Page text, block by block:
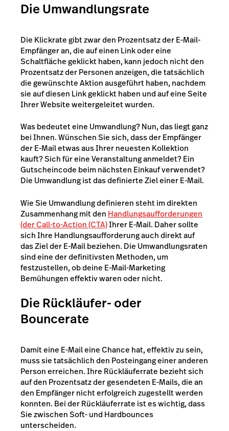
Die Umwandlungsrate
Die Klickrate gibt zwar den Prozentsatz der E-Mail-
Empfänger an, die auf einen Link oder eine
Schaltfläche geklickt haben, kann jedoch nicht den
Prozentsatz der Personen anzeigen, die tatsächlich
die gewünschte Aktion ausgeführt haben, nachdem
sie auf diesen Link geklickt haben und auf eine Seite
Ihrer Website weitergeleitet wurden.
Was bedeutet eine Umwandlung? Nun, das liegt ganz
bei Ihnen. Wünschen Sie sich, dass der Empfänger
der E-Mail etwas aus Ihrer neuesten Kollektion
kauft? Sich für eine Veranstaltung anmeldet? Ein
Gutscheincode beim nächsten Einkauf verwendet?
Die Umwandlung ist das definierte Ziel einer E-Mail.
Wie Sie Umwandlung definieren steht im direkten
Zusammenhang mit den Handlungsaufforderungen
(der Call-to-Action (CTA)Ihrer E-Mail. Daher sollte
sich Ihre Handlungsaufforderung auch direkt auf
das Ziel der E-Mail beziehen. Die Umwandlungsraten
sind eine der definitivsten Methoden, um
festzustellen, ob deine E-Mail-Marketing
Bemühungen effektiv waren oder nicht.
Die Rückläufer- oder
Bouncerate
Damit eine E-Mail eine Chance hat, effektiv zu sein,
muss sie tatsächlich den Posteingang einer anderen
Person erreichen. Ihre Rückläuferrate bezieht sich
auf den Prozentsatz der gesendeten E-Mails, die an
den Empfänger nicht erfolgreich zugestellt werden
konnten. Bei der Rückläuferrate ist es wichtig, dass
Sie zwischen Soft- und Hardbounces
unterscheiden.